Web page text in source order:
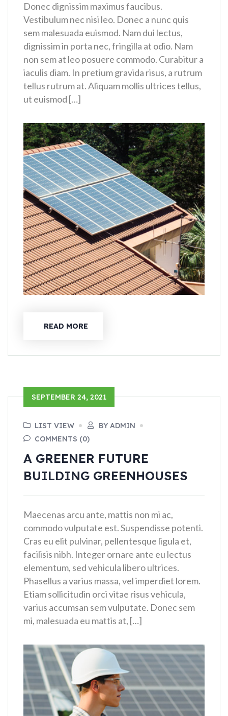
Donec dignissim maximus faucibus.
Vestibulum nec nisi leo. Donec a nunc quis
sem malesuada euismod. Nam dui lectus,
dignissim in porta nec, fringilla at odio. Nam
non sem at leo posuere commodo. Curabitur a
iaculis diam. In pretium gravida risus, a rutrum
tellus rutrum at. Aliquam mollis ultrices tellus,
ut euismod […]
READ MORE
SEPTEMBER 24, 2021
LIST VIEW
BY ADMIN
COMMENTS (0)
A GREENER FUTURE
BUILDING GREENHOUSES
Maecenas arcu ante, mattis non mi ac,
commodo vulputate est. Suspendisse potenti.
Cras eu elit pulvinar, pellentesque ligula et,
facilisis nibh. Integer ornare ante eu lectus
elementum, sed vehicula libero ultrices.
Phasellus a varius massa, vel imperdiet lorem.
Etiam sollicitudin orci vitae risus vehicula,
varius accumsan sem vulputate. Donec sem
mi, malesuada eu mattis at, […]